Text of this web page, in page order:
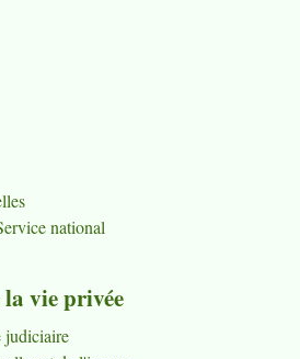
national
vie privée
judiciaire